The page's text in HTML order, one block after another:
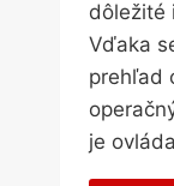
dôležité
Vďaka
prehľad
je